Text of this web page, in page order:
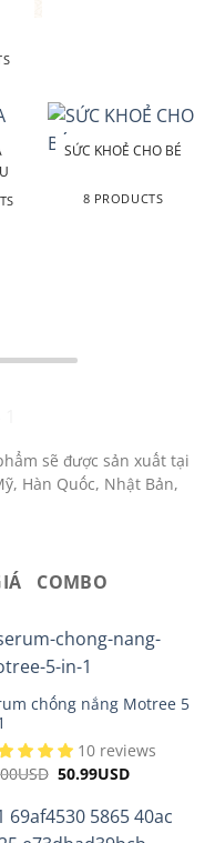
SỨC KHOẺ CHO BÉ
8 PRODUCTS
sẽ được sản xuất tại
Hàn Quốc, Nhật Bản,
COMBO
chống nắng Motree 5
10 reviews
USD Original
60.00USD.
50.99USDCurrent
50.99USD.